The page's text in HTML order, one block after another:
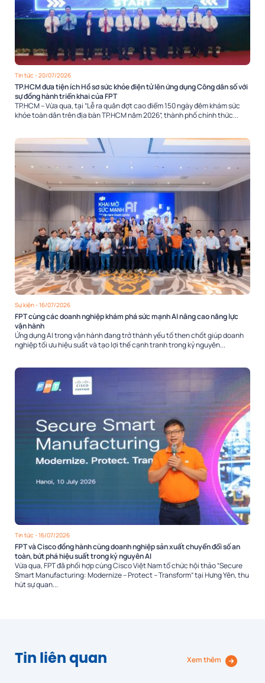
Tin tức - 20/07/2026
TP.HCM đưa tiện ích Hồ sơ sức khỏe điện tử lên ứng dụng Công dân số với
sự đồng hành triển khai của FPT
TP.HCM – Vừa qua, tại “Lễ ra quân đợt cao điểm 150 ngày đêm khám sức
khỏe toàn dân trên địa bàn TP.HCM năm 2026”, thành phố chính thức...
Sự kiện- 16/07/2026
FPT cùng các doanh nghiệp khám phá sức mạnh AI nâng cao năng lực
vận hành
Ứng dụng AI trong vận hành đang trở thành yếu tố then chốt giúp doanh
nghiệp tối ưu hiệu suất và tạo lợi thế cạnh tranh trong kỷ nguyên...
Tin tức - 16/07/2026
FPT và Cisco đồng hành cùng doanh nghiệp sản xuất chuyển đổi số an
toàn, bứt phá hiệu suất trong kỷ nguyên AI
Vừa qua, FPT đã phối hợp cùng Cisco Việt Nam tổ chức hội thảo “Secure
Smart Manufacturing: Modernize – Protect – Transform” tại Hưng Yên, thu
hút sự quan...
Tin liên quan Xem thêm